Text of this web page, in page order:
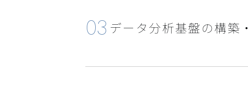
03 データ分析基盤の構築